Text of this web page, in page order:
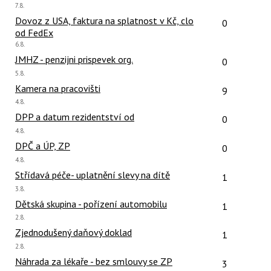
Poslední
7.8.
Dovoz z USA, faktura na splatnost v Kč, clo
od FedEx
Počet
0
Poslední
6.8.
JMHZ - penzijni prispevek org. Počet
0
Poslední
5.8.
Kamera na pracovišti Počet
9
Poslední
4.8.
DPP a datum rezidentství od Počet
0
Poslední
4.8.
DPČ a ÚP, ZP Počet
0
Poslední
4.8.
Střídavá péče- uplatnění slevy na dítě Počet
1
Poslední
3.8.
Dětská skupina - pořízení automobilu Počet
1
Poslední
2.8.
Zjednodušený daňový doklad Počet
1
Poslední
2.8.
Náhrada za lékaře - bez smlouvy se ZP Počet
3